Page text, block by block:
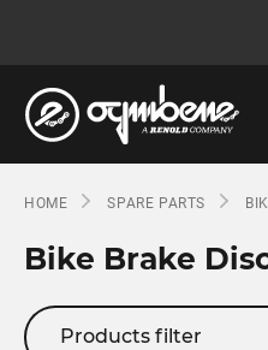
HOME SPARE PARTS
Bike Brake
Products filter